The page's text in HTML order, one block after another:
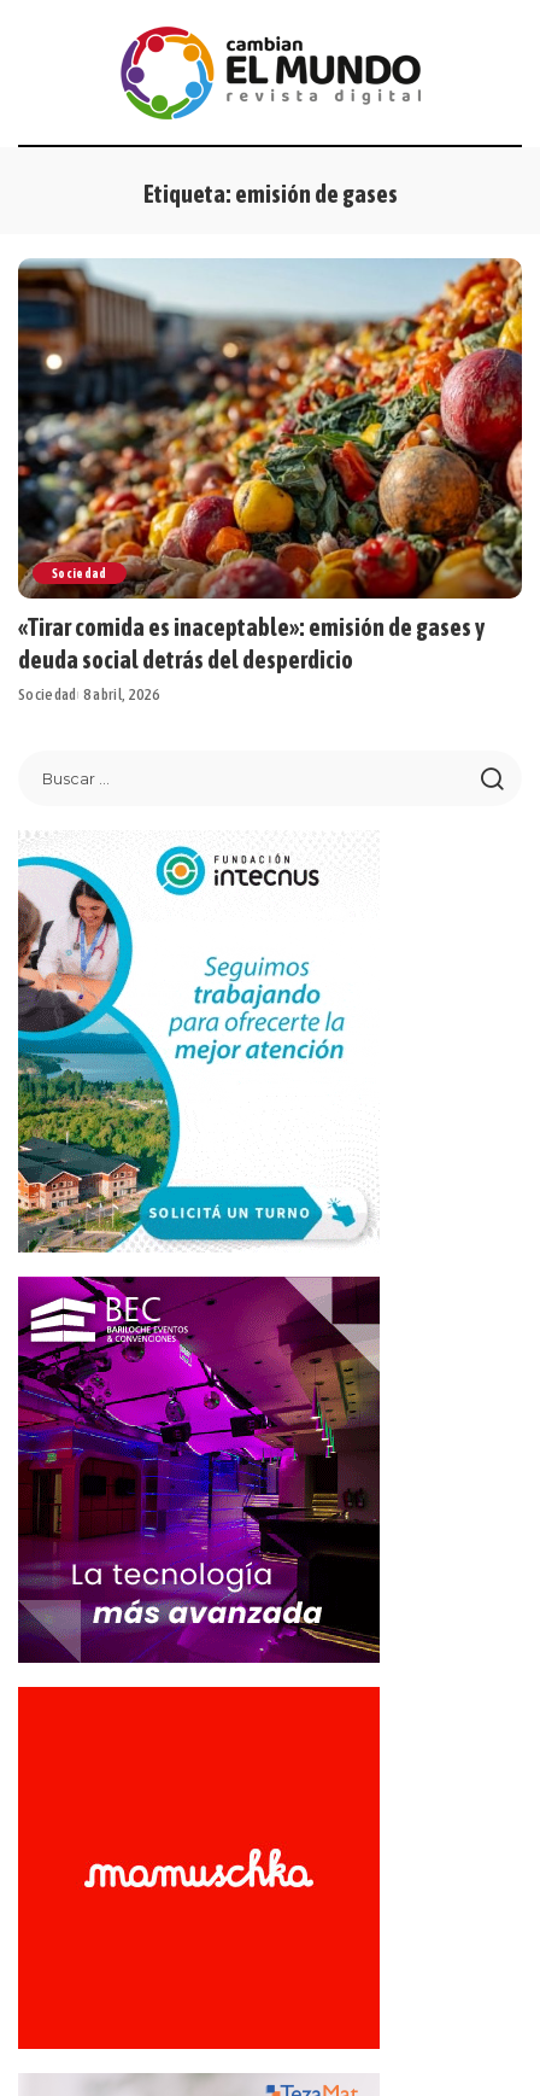
Etiqueta: emisión de gases
Sociedad
«Tirar comida es inaceptable»: emisión de gases y
deuda social detrás del desperdicio
Sociedad 8 abril, 2026